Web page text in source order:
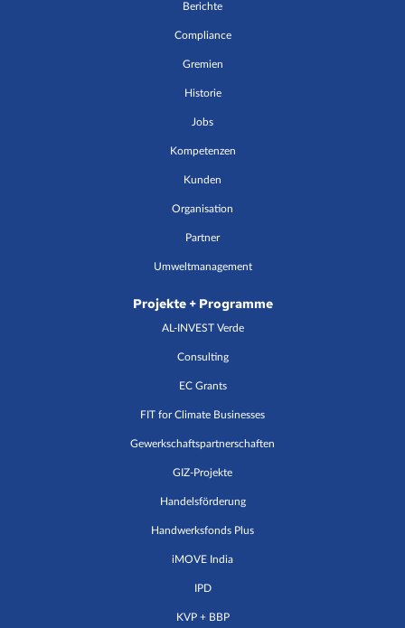
Berichte
Compliance
Gremien
Historie
Jobs
Kompetenzen
Kunden
Organisation
Partner
Umweltmanagement
Projekte + Programme
AL-INVEST Verde
Consulting
EC Grants
FIT for Climate Businesses
Gewerkschaftspartnerschaften
GIZ-Projekte
Handelsförderung
Handwerksfonds Plus
iMOVE India
IPD
KVP + BBP